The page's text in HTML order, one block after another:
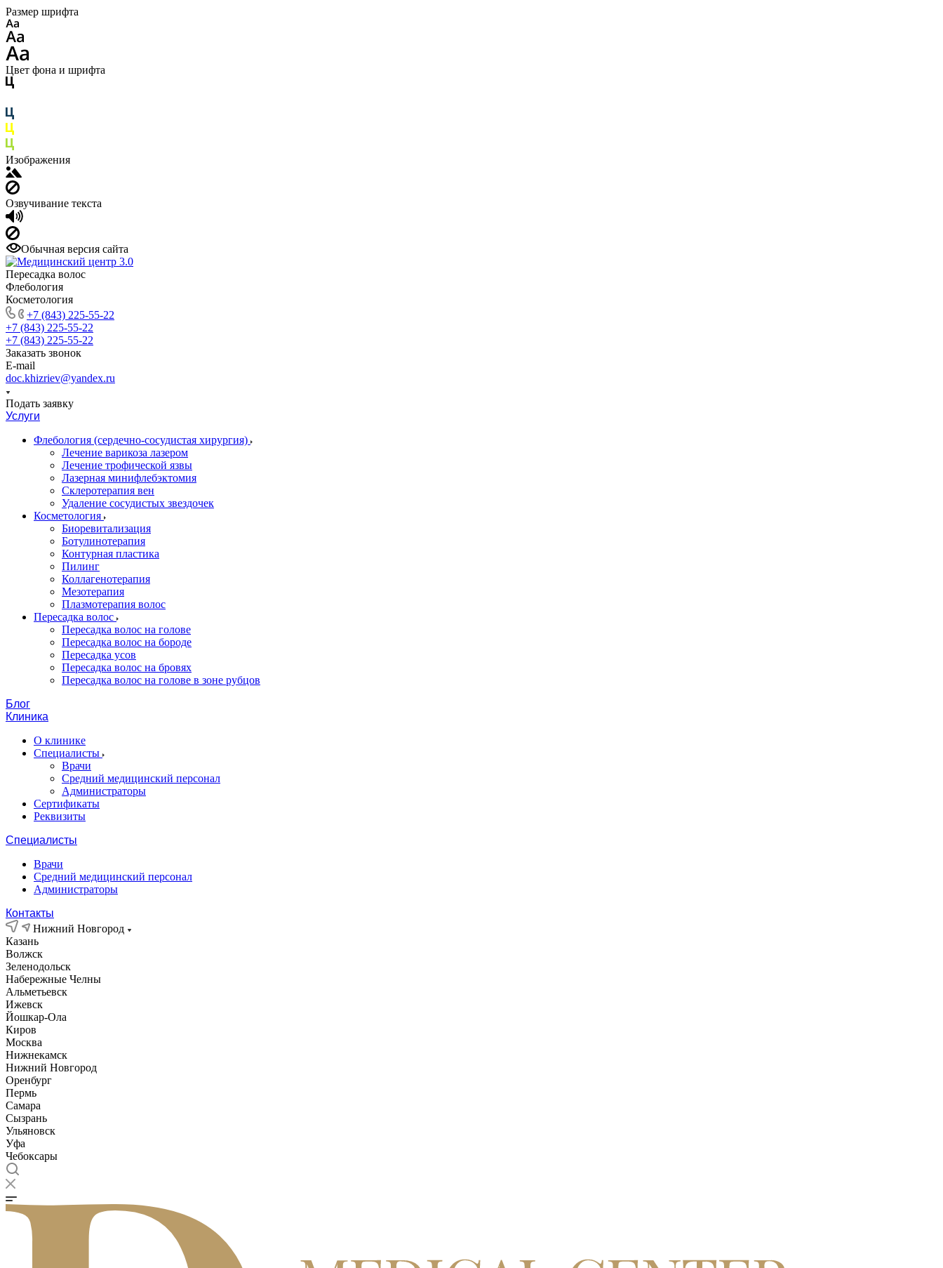
Размер шрифта
Цвет фона и шрифта
Изображения
Озвучивание текста
Обычная версия сайта
Пересадка волос
Флебология
Косметология
+7 (843) 225-55-22
+7 (843) 225-55-22
+7 (843) 225-55-22
Заказать звонок
E-mail
doc.khizriev@yandex.ru
Подать заявку
Услуги
Флебология (сердечно-сосудистая хирургия)
Лечение варикоза лазером
Лечение трофической язвы
Лазерная минифлебэктомия
Cклеротерапия вен
Удаление сосудистых звездочек
Косметология
Биоревитализация
Ботулинотерапия
Контурная пластика
Пилинг
Коллагенотерапия
Мезотерапия
Плазмотерапия волос
Пересадка волос
Пересадка волос на голове
Пересадка волос на бороде
Пересадка усов
Пересадка волос на бровях
Пересадка волос на голове в зоне рубцов
Блог
Клиника
О клинике
Специалисты
Врачи
Средний медицинский персонал
Администраторы
Сертификаты
Реквизиты
Специалисты
Врачи
Средний медицинский персонал
Администраторы
Контакты
Нижний Новгород
Казань
Волжск
Зеленодольск
Набережные Челны
Альметьевск
Ижевск
Йошкар-Ола
Киров
Москва
Нижнекамск
Нижний Новгород
Оренбург
Пермь
Самара
Сызрань
Ульяновск
Уфа
Чебоксары